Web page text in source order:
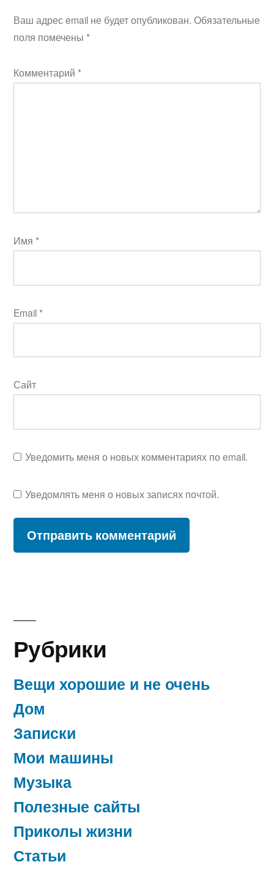
Ваш адрес email не будет опубликован. Обязательные
поля помечены *
Комментарий *
Имя *
Email *
Сайт
Уведомить меня о новых комментариях по email.
Уведомлять меня о новых записях почтой.
Рубрики
Вещи хорошие и не очень
Дом
Записки
Мои машины
Музыка
Полезные сайты
Приколы жизни
Статьи